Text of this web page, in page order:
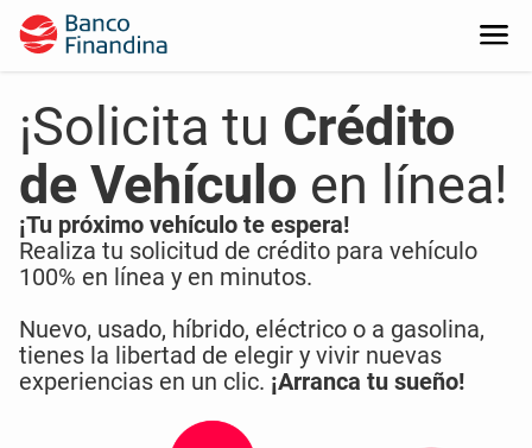
¡Solicita tu Crédito
de Vehículo en línea!
¡Tu próximo vehículo te espera!
Realiza tu solicitud de crédito para vehículo
100% en línea y en minutos.
Nuevo, usado, híbrido, eléctrico o a gasolina,
tienes la libertad de elegir y vivir nuevas
experiencias en un clic. ¡Arranca tu sueño!